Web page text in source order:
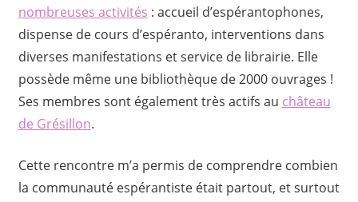
nombreuses activités : accueil d’espérantophones,
dispense de cours d’espéranto, interventions dans
diverses manifestations et service de librairie. Elle
possède même une bibliothèque de 2000 ouvrages !
Ses membres sont également très actifs au château
de Grésillon.
Cette rencontre m’a permis de comprendre combien
la communauté espérantiste était partout, et surtout